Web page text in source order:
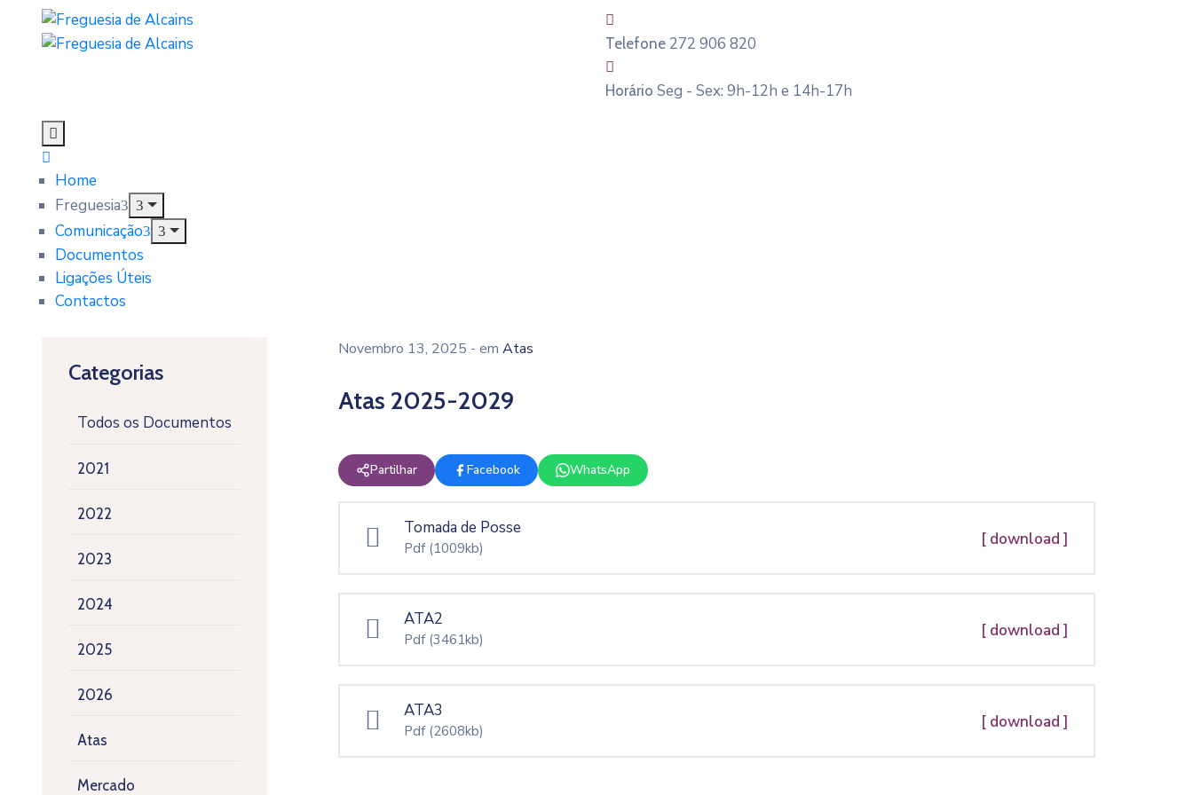
Telefone 272 906 820
Horário Seg - Sex: 9h-12h e 14h-17h
Home
Freguesia
Comunicação
Documentos
Ligações Úteis
Contactos
Categorias
Todos os Documentos
2021
2022
2023
2024
2025
2026
Atas
Mercado
Novembro 13, 2025 - em Atas
Atas 2025-2029
Partilhar Facebook WhatsApp
Tomada de Posse
Pdf (1009kb) [ download ]
ATA2
Pdf (3461kb) [ download ]
ATA3
Pdf (2608kb) [ download ]